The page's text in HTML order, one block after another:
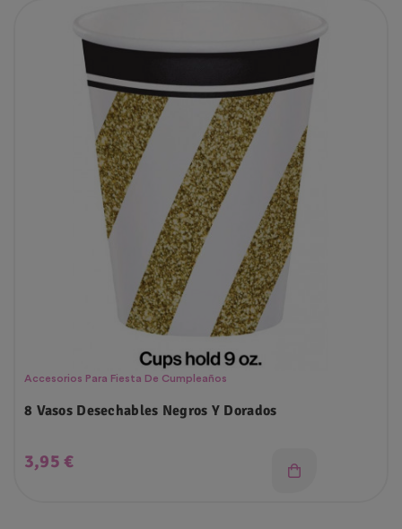
Accesorios Para Fiesta De Cumpleaños
8 Vasos Desechables Negros Y Dorados
Precio
3,95 €